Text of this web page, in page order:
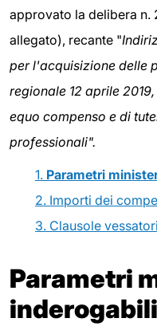
approvato la delibera n.
allegato), recante "
per l'acquisizione delle
regionale 12 aprile 2019,
equo compenso e di
professionali".
1. Parametri
2. Importi dei
3. Clausole
Parametri
inderogabili